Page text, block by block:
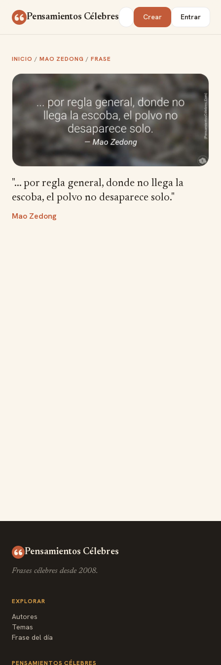
Pensamientos Célebres Buscar Crear Entrar
INICIO / MAO ZEDONG /FRASE
"... por regla general, donde no llega la
escoba, el polvo no desaparece solo."
Mao Zedong
Pensamientos Célebres
Frases célebres desde 2008.
EXPLORAR
Autores
Temas
Frase del día
PENSAMIENTOS CÉLEBRES